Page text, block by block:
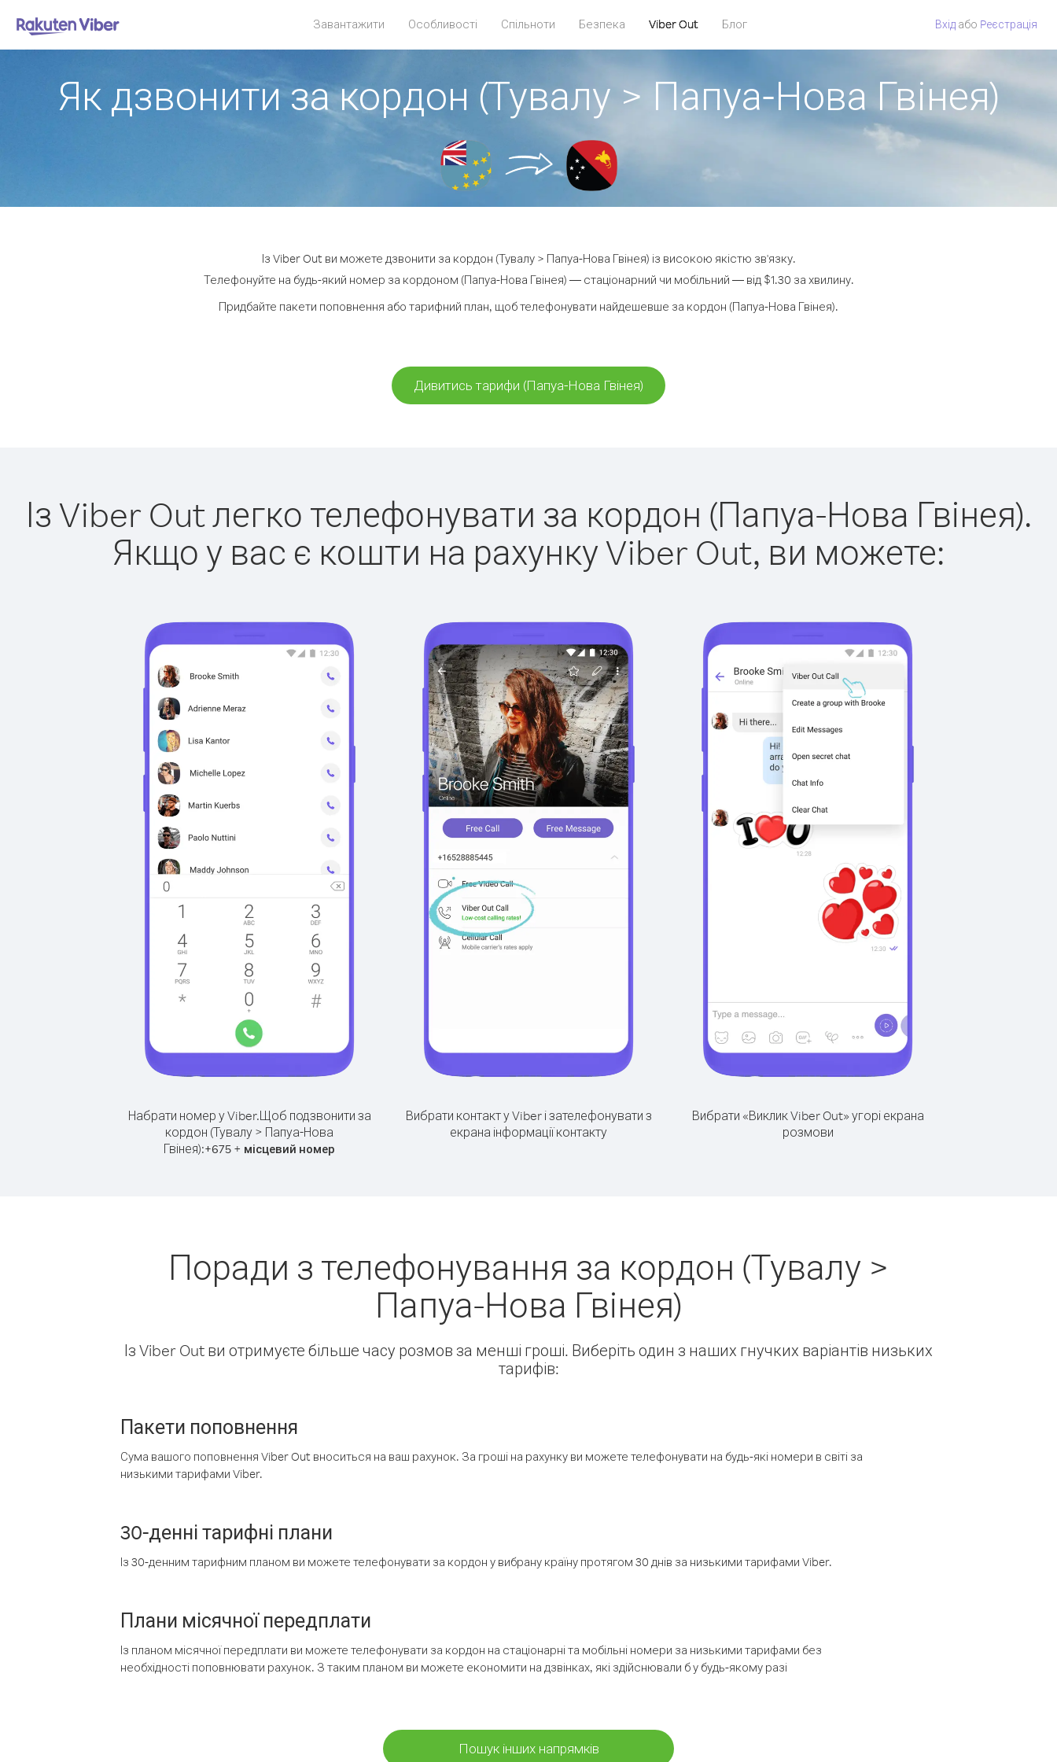
Завантажити Особливості Спільноти Безпека Viber Out Блог Вхід або Pеєстрація
Як дзвонити за кордон (Тувалу > Папуа-Нова Гвінея)
Із Viber Out ви можете дзвонити за кордон (Тувалу > Папуа-Нова Гвінея) із високою якістю зв'язку.
Телефонуйте на будь-який номер за кордоном (Папуа-Нова Гвінея) — стаціонарний чи мобільний — від $1.30 за хвилину.
Придбайте пакети поповнення або тарифний план, щоб телефонувати найдешевше за кордон (Папуа-Нова Гвінея).
Дивитись тарифи (Папуа-Нова Гвінея)
Із Viber Out легко телефонувати за кордон (Папуа-Нова Гвінея).
Якщо у вас є кошти на рахунку Viber Out, ви можете:
Набрати номер у Viber.Щоб подзвонити за
кордон (Тувалу > Папуа-Нова
Гвінея):+675 + місцевий номер
Вибрати контакт у Viber і зателефонувати з
екрана інформації контакту
Вибрати «Виклик Viber Out» угорі екрана
розмови
Поради з телефонування за кордон (Тувалу >
Папуа-Нова Гвінея)
Із Viber Out ви отримуєте більше часу розмов за менші гроші. Виберіть один з наших гнучких варіантів низьких
тарифів:
Пакети поповнення
Сума вашого поповнення Viber Out вноситься на ваш рахунок. За гроші на рахунку ви можете телефонувати на будь-які номери в світі за
низькими тарифами Viber.
30-денні тарифні плани
Із 30-денним тарифним планом ви можете телефонувати за кордон у вибрану країну протягом 30 днів за низькими тарифами Viber.
Плани місячної передплати
Із планом місячної передплати ви можете телефонувати за кордон на стаціонарні та мобільні номери за низькими тарифами без
необхідності поповнювати рахунок. З таким планом ви можете економити на дзвінках, які здійснювали б у будь-якому разі
Пошук інших напрямків